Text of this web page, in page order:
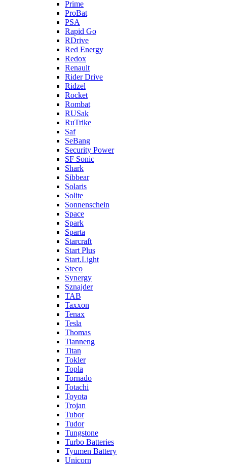
Prime
ProBat
PSA
Rapid Go
RDrive
Red Energy
Redox
Renault
Rider Drive
Ridzel
Rocket
Rombat
RUSak
RuTrike
Saf
SeBang
Security Power
SF Sonic
Shark
Sibbear
Solaris
Solite
Sonnenschein
Space
Spark
Sparta
Starcraft
Start Plus
Start.Light
Steco
Synergy
Sznajder
TAB
Taxxon
Tenax
Tesla
Thomas
Tianneng
Titan
Tokler
Topla
Tornado
Totachi
Toyota
Trojan
Tubor
Tudor
Tungstone
Turbo Batteries
Tyumen Battery
Unicorn